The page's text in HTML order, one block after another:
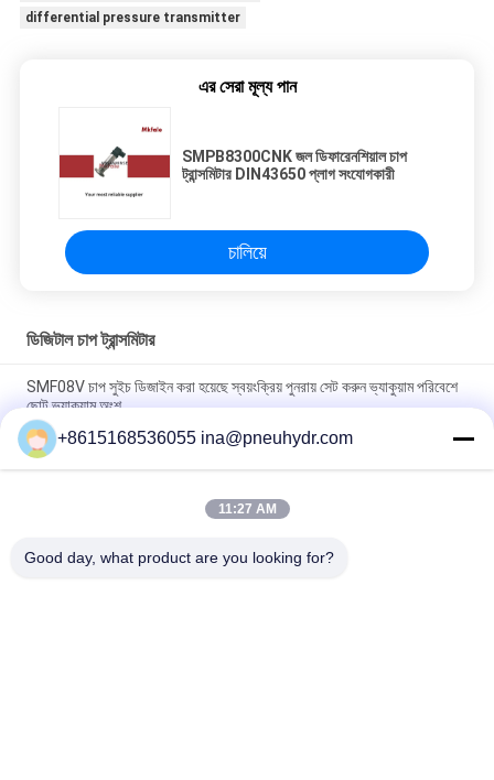
differential pressure transmitter
এর সেরা মূল্য পান
SMPB8300CNK জল ডিফারেনশিয়াল চাপ
ট্রান্সমিটার DIN43650 প্লাগ সংযোগকারী
চালিয়ে
ডিজিটাল চাপ ট্রান্সমিটার
SMF08V চাপ সুইচ ডিজাইন করা হয়েছে স্বয়ংক্রিয় পুনরায় সেট করুন ভ্যাকুয়াম পরিবেশে
ছোট ভ্যাকুয়াম অংশ
SMF08A 1/8 1/4 উচ্চ বর্তমান চাপ সুইচ স্থায়ী সেট পয়েন্ট স্বয়ংক্রিয় পুনরায় সেট বায়ু
জল চাপ সুইচ NBSANMINSE
SMF 19 প্রেসার সুইচ ১/৪ জি এনপিটি টি এয়ার কমপ্রেসর পাম্পের জন্য নির্ভরযোগ্য
+8615168536055 ina@pneuhydr.com
11:27 AM
Good day, what product are you looking for?